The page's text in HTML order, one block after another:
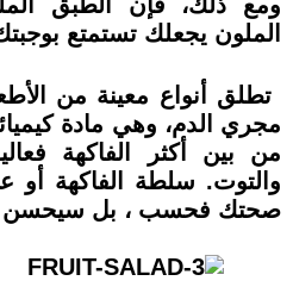
الملون يجعلك تستمتع
تطلق أنواع معينة من
مجري الدم، وهي مادة
من بين أكثر الفاكهة
والتوت. سلطة الفاكهة أو
صحتك فحسب ، بل سيحسن